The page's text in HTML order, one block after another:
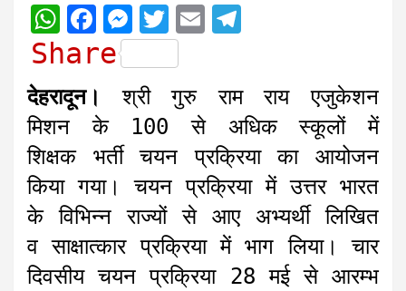
W
h
t
s
A
p
p
F
a
e
b
o
o
k
M
e
s
s
e
n
g
e
r
T
w
i
t
e
r
E
i e
g
r
a
m
Share
देहरादून।
श्री गुरु राम राय एजुकेशन
मिशन के 100 से अधिक स्कूलों में
शिक्षक भर्ती चयन प्रक्रिया का आयोजन
किया गया। चयन प्रक्रिया में उत्तर भारत
के विभिन्न राज्यों से आए अभ्यर्थी लिखित
व साक्षात्कार प्रक्रिया में भाग लिया। चार
दिवसीय चयन प्रक्रिया 28 मई से आरम्भ